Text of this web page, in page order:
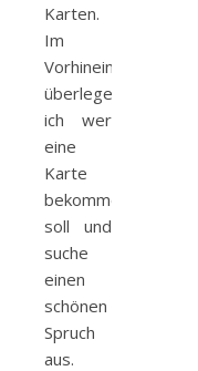
Karten.
Im
Vorhinein
überlege
ich wer
eine
Karte
bekommen
soll und
suche
einen
schönen
Spruch
aus.